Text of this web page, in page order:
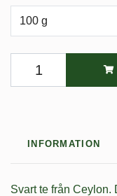
100 g
INFORMATION
Svart te från Ceylon.